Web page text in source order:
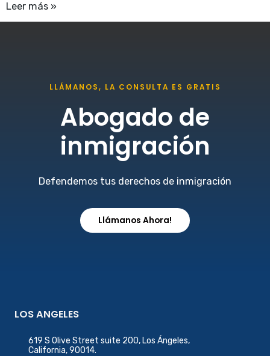
Leer más »
LLÁMANOS, LA CONSULTA ES GRATIS
Abogado de
inmigración
Defendemos tus derechos de inmigración
Llámanos Ahora!
LOS ANGELES
619 S Olive Street suite 200, Los Ángeles,
California, 90014.